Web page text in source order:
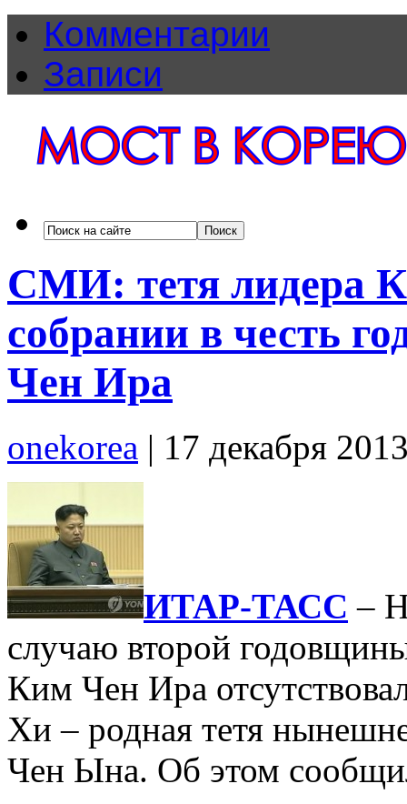
Комментарии
Записи
СМИ: тетя лидера
собрании в честь
Чен Ира
onekorea | 17 декабря
ИТАР-ТАСС –
случаю второй
Ким Чен Ира
Хи – родная тетя
Чен Ына. Об этом